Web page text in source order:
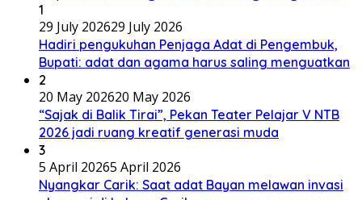
1
29 July 202629 July 2026
Hadiri pengukuhan Penjaga Adat di Pengembuk,
Bupati: adat dan agama harus saling menguatkan
2
20 May 202620 May 2026
“Sajak di Balik Tirai”, Pekan Teater Pelajar V NTB
2026 jadi ruang kreatif generasi muda
3
5 April 20265 April 2026
Nyangkar Carik: Saat adat Bayan melawan invasi